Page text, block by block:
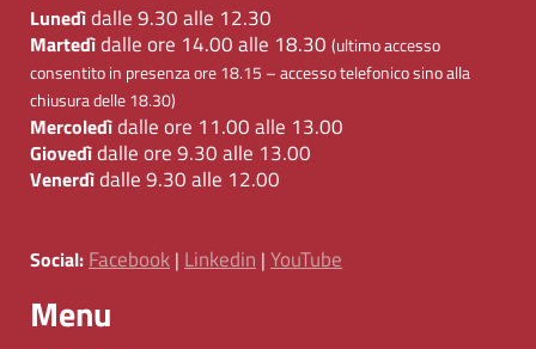
Lunedìdalle 9.30 alle 12.30
Martedìdalle ore 14.00 alle 18.30 (ultimo accesso
consentito in presenza ore 18.15 – accesso telefonico sino alla
chiusura delle 18.30)
Mercoledìdalle ore 11.00 alle 13.00
Giovedìdalle ore 9.30 alle 13.00
Venerdìdalle 9.30 alle 12.00
Social: Facebook | Linkedin | YouTube
Menu